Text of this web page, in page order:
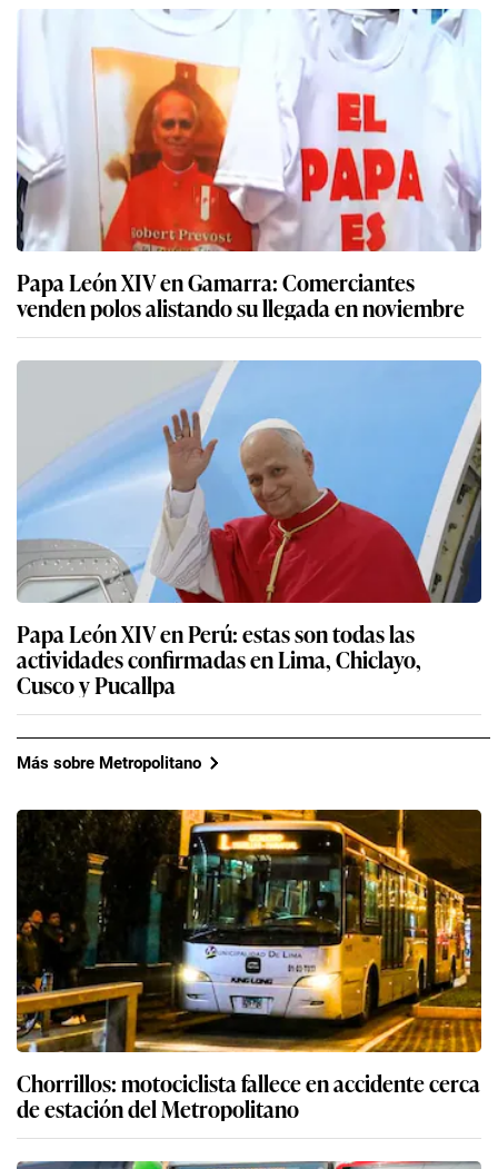
Papa León XIV en Gamarra: Comerciantes
venden polos alistando su llegada en noviembre
Papa León XIV en Perú: estas son todas las
actividades confirmadas en Lima, Chiclayo,
Cusco y Pucallpa
Más sobre Metropolitano
Chorrillos: motociclista fallece en accidente cerca
de estación del Metropolitano